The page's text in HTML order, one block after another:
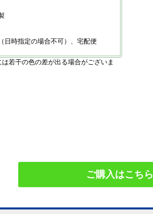
日時指定の場合不可）、宅配便
若干の色の差が出る場合がございま
ご購入はこちら